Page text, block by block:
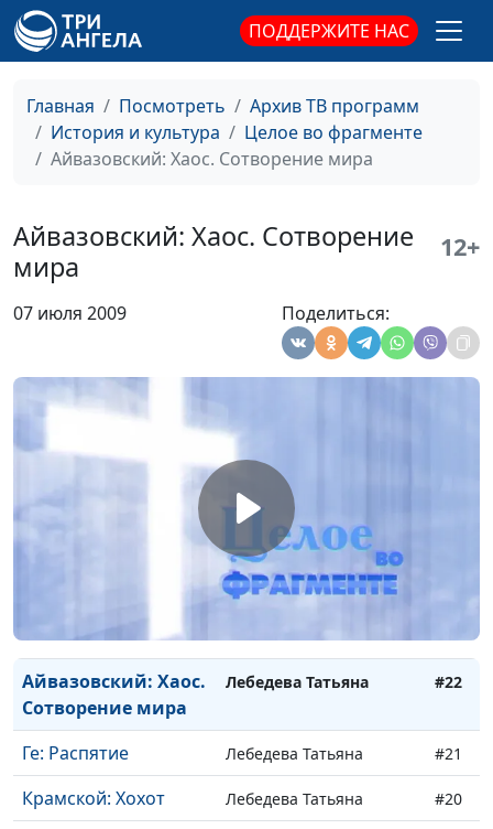
ПОДДЕРЖИТЕ НАС
Главная Посмотреть
Архив ТВ программ
История и культура
Целое во фрагменте
Айвазовский: Хаос. Сотворение мира
Айвазовский: Хаос. Сотворение
мира
12+
07 июля 2009 Поделиться:
Врубель: Тема
демона и Пророка
Татьяна Лебедева #30
Суриков: Исцеление
слепорожденного
Татьяна Лебедева
Перов: Христос в
Татьяна Лебедева
Брюллов:
Религиозные
Татьяна Лебедева #27
Татьяна Лебедева #26
Боровиковский:
Петров-Водкин:
Христос - Сеятель
Татьяна Лебедева
живопись
Татьяна Лебедева
Айвазовский: Хаос.
Сотворение мира
Лебедева Татьяна #22
Ге: Распятие Лебедева Татьяна #21
Крамской: Хохот Лебедева Татьяна #20